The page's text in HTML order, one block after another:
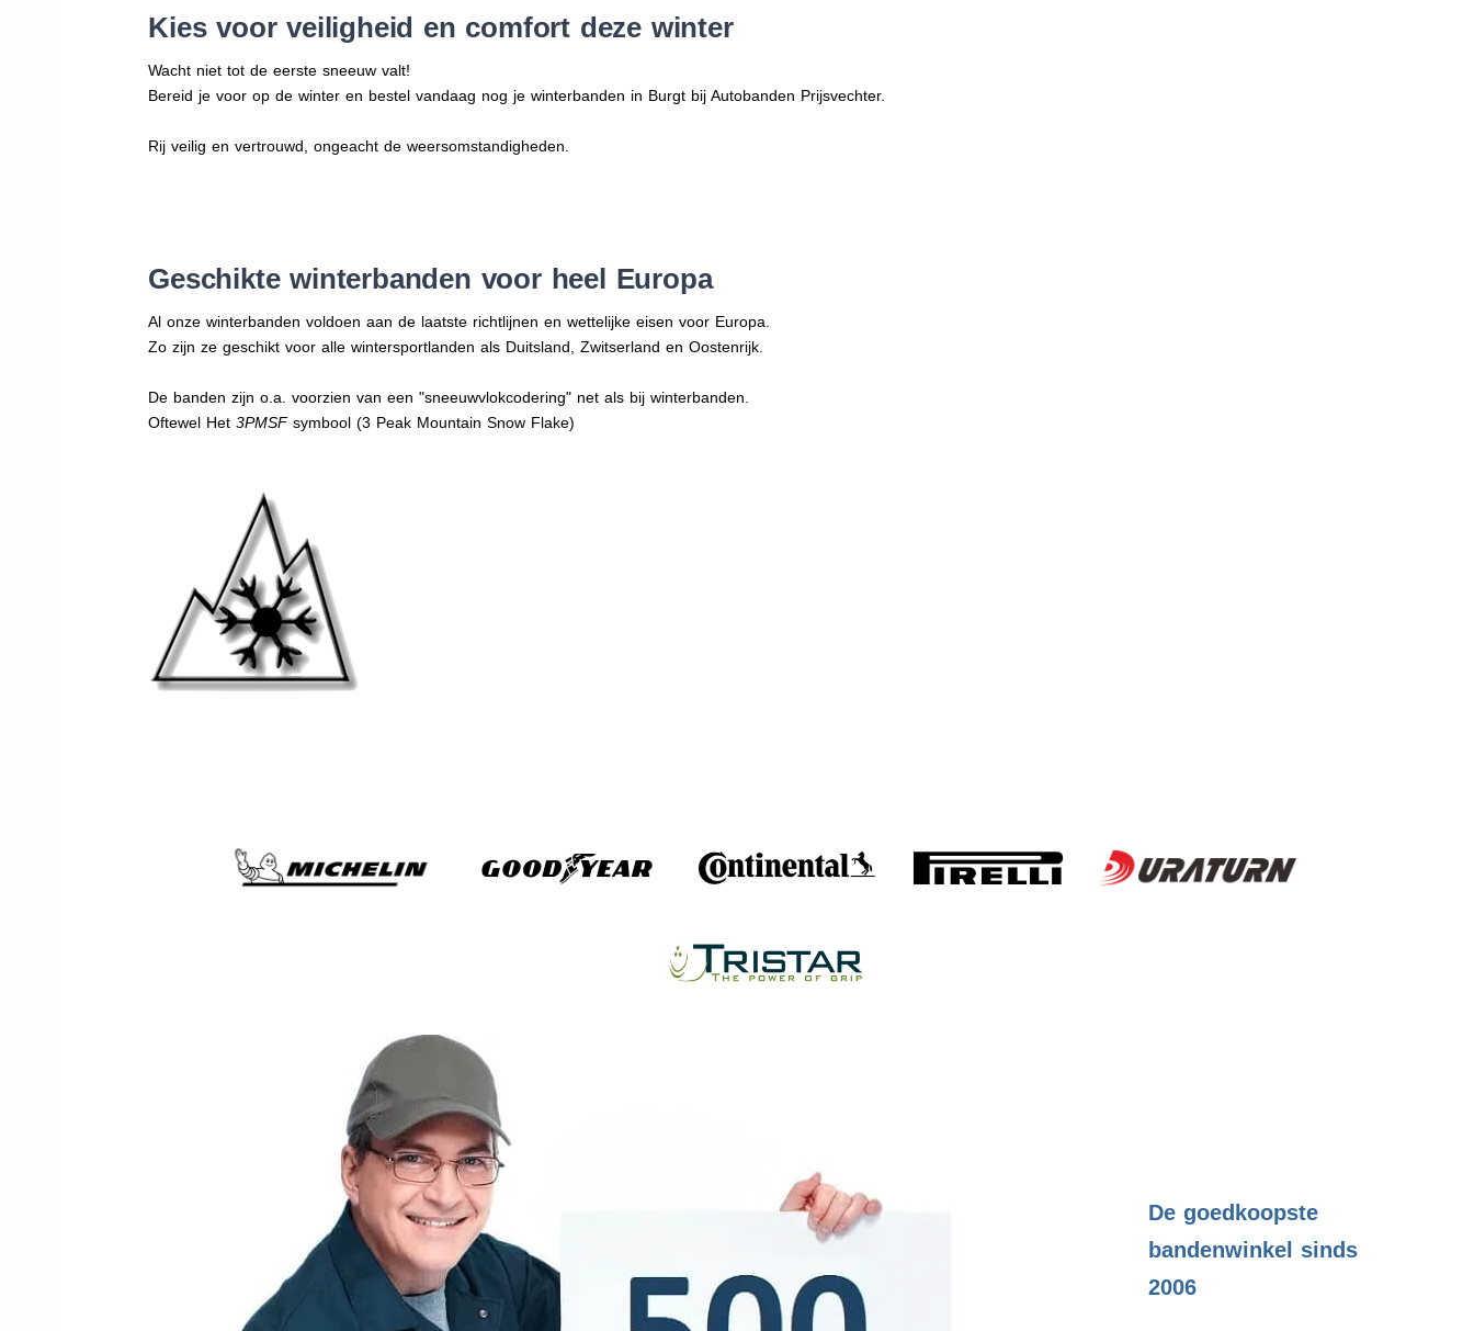
Kies voor veiligheid en comfort deze winter
Wacht niet tot de eerste sneeuw valt!
Bereid je voor op de winter en bestel vandaag nog je winterbanden in Burgt bij Autobanden Prijsvechter.
Rij veilig en vertrouwd, ongeacht de weersomstandigheden.
Geschikte winterbanden voor heel Europa
Al onze winterbanden voldoen aan de laatste richtlijnen en wettelijke eisen voor Europa.
Zo zijn ze geschikt voor alle wintersportlanden als Duitsland, Zwitserland en Oostenrijk.
De banden zijn o.a. voorzien van een "sneeuwvlokcodering" net als bij winterbanden.
Oftewel Het3PMSFsymbool (3 Peak Mountain Snow Flake)
De goedkoopste
bandenwinkel sinds
2006